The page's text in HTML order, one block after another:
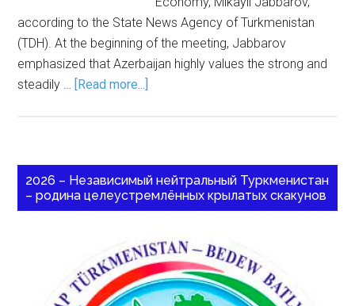
according to the State News Agency of Turkmenistan
(TDH). At the beginning of the meeting, Jabbarov
emphasized that Azerbaijan highly values the strong and
steadily … [Read more...]
2026 – Независимый нейтральный Туркменистан
– родина целеустремлённых крылатых скакунов